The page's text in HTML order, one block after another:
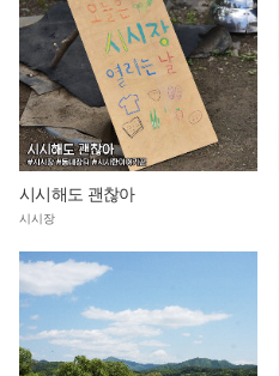
시시해도 괜찮아
시시장